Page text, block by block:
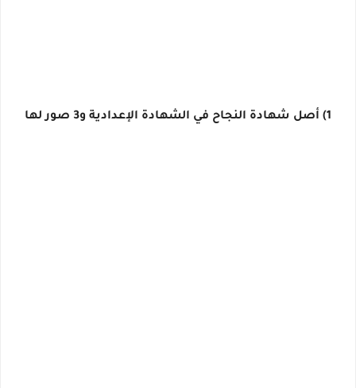
1) أصل شهادة النجاح في الشهادة الإعدادية و3 صور لها